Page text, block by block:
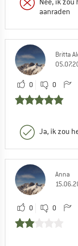
aanraden
Britta
0 0
Ja, ik zou
Anna
0 0